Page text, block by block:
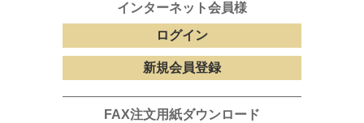
インターネット会員様
ログイン
新規会員登録
FAX注文用紙ダウンロード